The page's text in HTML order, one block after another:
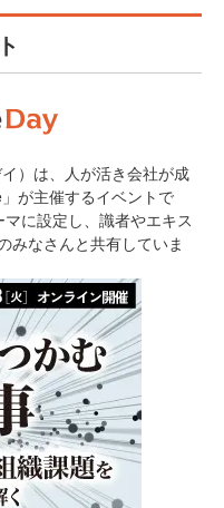
）は、人が活き会社が成
が主催するイベントで
に設定し、識者やエキス
みなさんと共有していま